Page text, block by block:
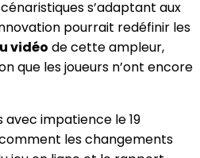
s’adaptant aux
pourrait redéfinir les
vidéo de cette ampleur,
que les joueurs n’ont encore
impatience le 19
les changements